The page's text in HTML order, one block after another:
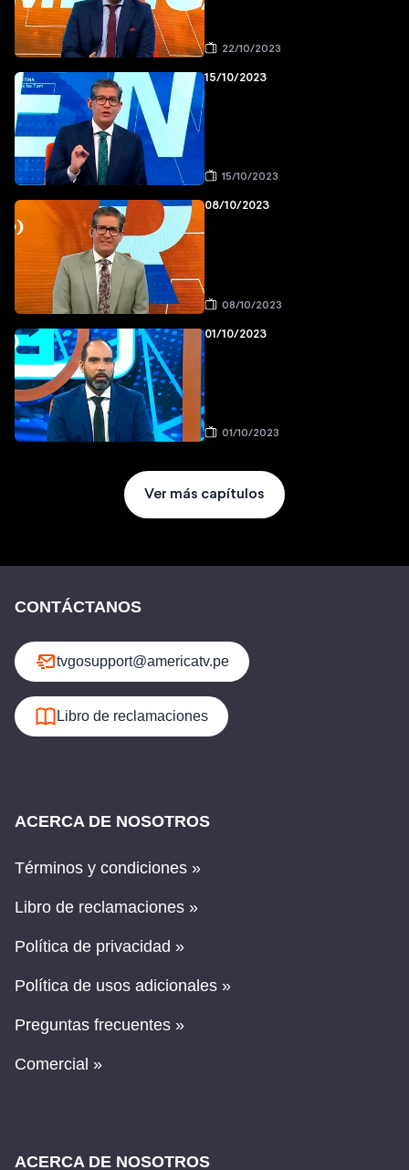
22/10/2023
15/10/2023
15/10/2023
08/10/2023
08/10/2023
01/10/2023
01/10/2023
Ver más capítulos
CONTÁCTANOS
tvgosupport@americatv.pe
Libro de reclamaciones
ACERCA DE NOSOTROS
Términos y condiciones »
Libro de reclamaciones »
Política de privacidad »
Política de usos adicionales »
Preguntas frecuentes »
Comercial »
ACERCA DE NOSOTROS